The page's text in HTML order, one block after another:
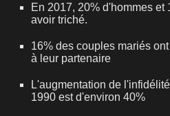
En 2017, 20% d'hommes et
avoir triché.
16% des couples mariés
à leur partenaire
L'augmentation de
1990 est d'environ 40%